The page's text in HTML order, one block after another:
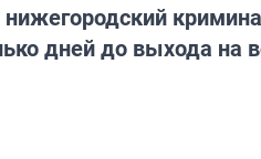
дней до выхода на